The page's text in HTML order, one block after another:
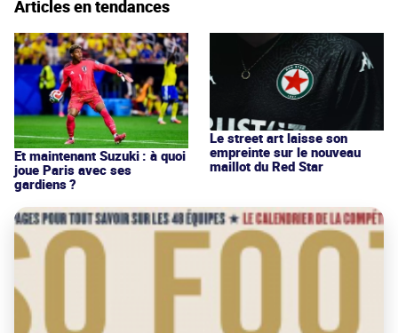
Articles en tendances
Et maintenant Suzuki : à quoi
joue Paris avec ses
gardiens ?
Le street art laisse son
empreinte sur le nouveau
maillot du Red Star